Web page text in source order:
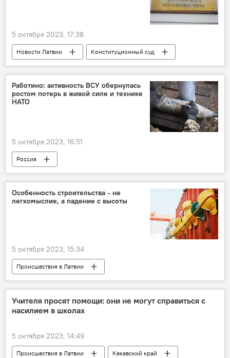
5 октября 2023, 17:38
Новости Латвии
Конституционный суд
доходы
гарантированный минимум доходов
Работино: активность ВСУ обернулась
ростом потерь в живой силе и технике
НАТО
5 октября 2023, 16:51
Россия
Операция по демилитаризации Украины
Минобороны РФ
Украина
военная операция
военная техника
ВСУ
Особенность строительства - не
легкомыслие, а падение с высоты
5 октября 2023, 15:34
Происшествия в Латвии
Государственная инспекция по труду
строительство
Учителя просят помощи: они не могут справиться с
насилием в школах
5 октября 2023, 14:49
Происшествия в Латвии
Кекавский край